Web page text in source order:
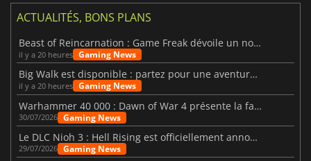
ACTUALITÉS, BONS PLANS
Beast of Reincarnation : Game Freak dévoile un nouveau pari
il y a 20 heures Gaming News
Big Walk est disponible : partez pour une aventure entre amis
il y a 20 heures Gaming News
Warhammer 40 000 : Dawn of War 4 présente la faction des Nécrons
30/07/2026 Gaming News
Le DLC Nioh 3 : Hell Rising est officiellement annoncé
29/07/2026 Gaming News